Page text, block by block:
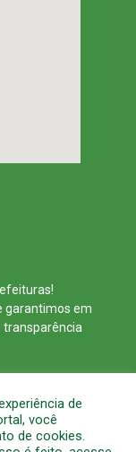
!
garantimos em
transparência
de
você
de cookies.